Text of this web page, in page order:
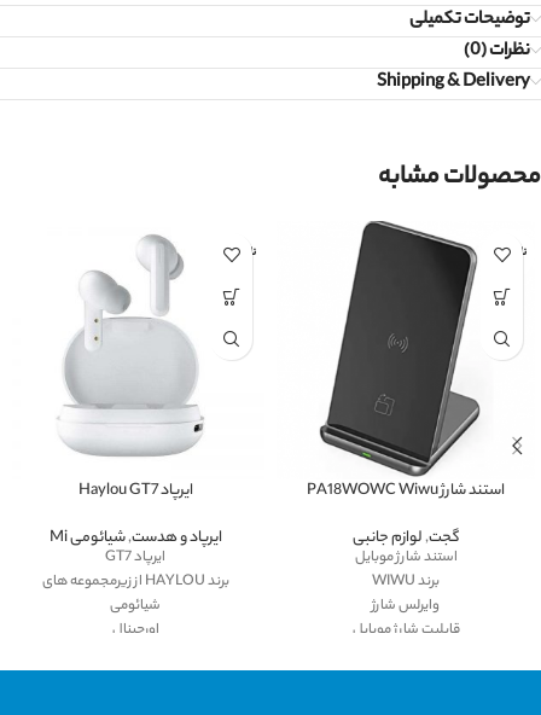
توضیحات تکمیلی
نظرات (0)
Shipping & Delivery
محصولات مشابه
ناموجود
استند شارژ PA18WOWC Wiwu
گجت,لوازم جانبی
استند شارژ موبایل
برند WIWU
وایرلس شارژ
قابلیت شارژ موبایل
ناموجود
ایرپاد Haylou GT7
ایرپاد و هدست,شیائومی Mi
ایرپاد GT7
برند HAYLOU از زیرمجموعه های
شیائومی
اورجینال